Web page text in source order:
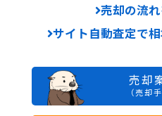
売却の流
サイト自動査定で相
売却
（売却